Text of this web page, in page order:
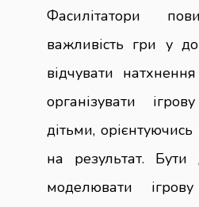
Фасилітатори
важливість гри у
відчувати
організувати
дітьми,
на результат. Бути
моделювати